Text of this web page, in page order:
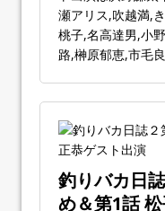
瀬アリス,吹越満,
桃子,名高達男,小
路,榊原郁恵,市毛
釣りバカ日
め＆第1話